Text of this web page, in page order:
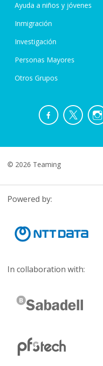
Ayuda a niños y jóvenes
Inmigración
Investigación
Personas Mayores
Otros Grupos
© 2026 Teaming
Powered by:
In collaboration with: